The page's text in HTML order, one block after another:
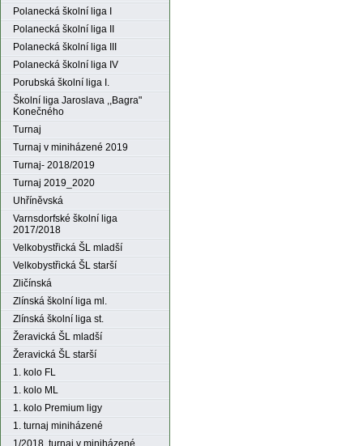
Polanecká školní liga I
Polanecká školní liga II
Polanecká školní liga III
Polanecká školní liga IV
Porubská školní liga I.
Školní liga Jaroslava ,,Bagra"
Konečného
Turnaj
Turnaj v miniházené 2019
Turnaj- 2018/2019
Turnaj 2019_2020
Uhříněvská
Varnsdorfské školní liga
2017/2018
Velkobystřická ŠL mladší
Velkobystřická ŠL starší
Zličínská
Zlínská školní liga ml.
Zlínská školní liga st.
Žeravická ŠL mladší
Žeravická ŠL starší
1. kolo FL
1. kolo ML
1. kolo Premium ligy
1. turnaj miniházené
1/2018. turnaj v miniházené